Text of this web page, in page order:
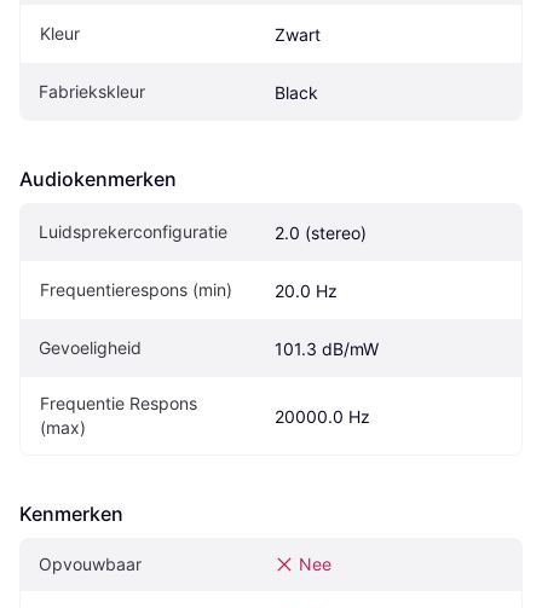
Kleur Zwart
Fabriekskleur Black
Audiokenmerken
Luidsprekerconfiguratie 2.0 (stereo)
Frequentierespons (min) 20.0 Hz
Gevoeligheid 101.3 dB/mW
Frequentie Respons
(max)
20000.0 Hz
Kenmerken
Opvouwbaar Nee